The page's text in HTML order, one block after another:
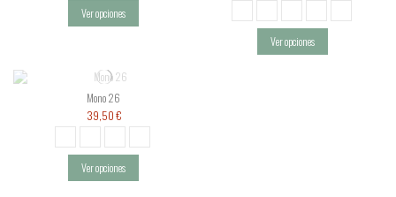
Ver opciones
Ver opciones
Mono 26
39,50 €
Ver opciones